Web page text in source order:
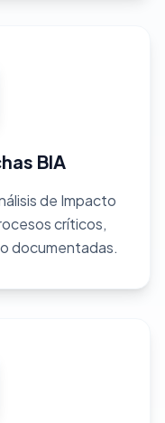
BIA
de Impacto
críticos,
documentadas.